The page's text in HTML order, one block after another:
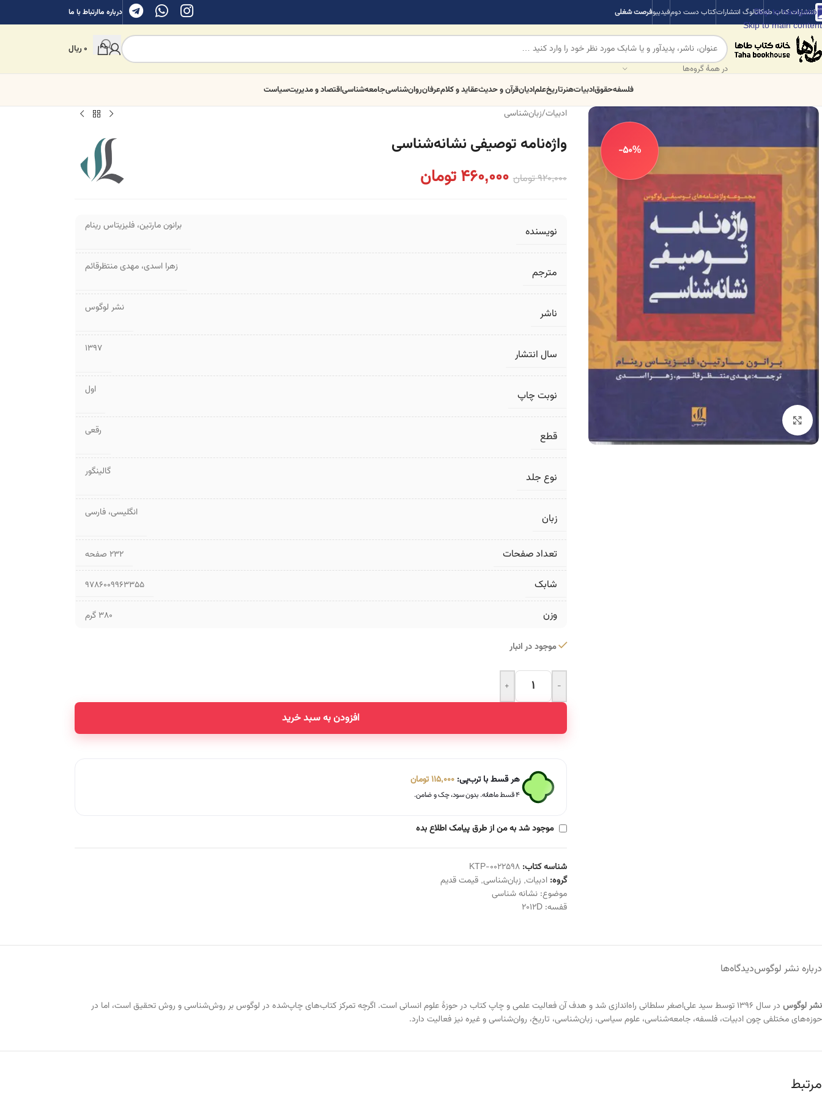
Skip to navigation
Skip to main content
انتشارات کتاب طهکاتالوگ انتشاراتکتاب دست دومفیدیبوفرصت شغلی درباره ماارتباط با ما
در همهٔ گروه‌ها
0ریال
فلسفهحقوقادبیاتهنرتاریخعلمادیانقرآن و حدیثعقاید و کلامعرفانروان‌شناسیجامعه‌شناسیاقتصاد و مدیریتسیاست
-50%
برای بزرگنمایی کلیک کنید
ادبیات/زبان‌شناسی
واژه‌نامه توصیفی نشانه‌شناسی
920,000تومان 460,000 تومان
نویسنده برانون مارتین،فلیزیتاس رینام
مترجم زهرا اسدی،مهدی منتظرقائم
ناشر نشر لوگوس
سال انتشار 1397
نوبت چاپ اول
قطع رقعی
نوع جلد گالینگور
زبان انگلیسی،فارسی
تعداد صفحات ۲۳۲ صفحه
شابک 9786009963355
وزن 380 گرم
موجود در انبار
-
+
افزودن به سبد خرید
Alternative:
هر قسط با ترب‌پی:115,000تومان
۴ قسط ماهانه. بدون سود، چک و ضامن.
موجود شد به من از طرق پیامک اطلاع بده
شناسه کتاب:KTP-0022598
گروه: ادبیات, زبان‌شناسی, قیمت قدیم
موضوع:نشانه شناسی
قفسه:2012D
درباره نشر لوگوسدیدگاه‌ها
نشر لوگوس
در سال ۱۳۹۶ توسط سید علی‌اصغر سلطانی راه‌اندازی شد و هدف آن فعالیت علمی و چاپ کتاب در حوزهٔ علوم انسانی است. اگرچه تمرکز کتاب‌های چاپ‌شده در لوگوس بر روش‌شناسی و روش تحقیق است، اما در
حوزه‌های مختلفی چون ادبیات، فلسفه، جامعه‌شناسی، علوم سیاسی، زبان‌شناسی، تاریخ، روان‌شناسی و غیره نیز فعالیت دارد.
مرتبط